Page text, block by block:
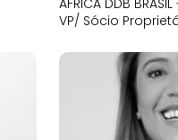
AFRICA DDB
VP/ Sócio